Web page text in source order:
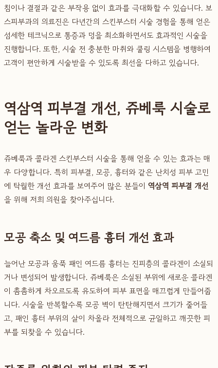
침이나 결절과 같은 부작용 없이 효과를 극대화할 수 있습니다. 보
스피부과의 의료진은 다년간의 스킨부스터 시술 경험을 통해 얻은
섬세한 테크닉으로 통증과 멍을 최소화하면서도 효과적인 시술을
진행합니다. 또한, 시술 전 충분한 마취와 쿨링 시스템을 병행하여
고객이 편안하게 시술받을 수 있도록 최선을 다하고 있습니다.
역삼역 피부결 개선, 쥬베룩 시술로
얻는 놀라운 변화
쥬베룩과 콜라겐 스킨부스터 시술을 통해 얻을 수 있는 효과는 매
우 다양합니다. 특히 피부결, 모공, 흉터와 같은 난치성 피부 고민
에 탁월한 개선 효과를 보여주어 많은 분들이 역삼역 피부결 개선
을 위해 저희 의원을 찾아주십니다.
모공 축소 및 여드름 흉터 개선 효과
늘어난 모공과 움푹 패인 여드름 흉터는 진피층의 콜라겐이 소실되
거나 변성되어 발생합니다. 쥬베룩은 소실된 부위에 새로운 콜라겐
이 촘촘하게 차오르도록 유도하여 피부 표면을 매끄럽게 만들어줍
니다. 시술을 반복할수록 모공 벽이 탄탄해지면서 크기가 줄어들
고, 패인 흉터 부위의 살이 차올라 전체적으로 균일하고 깨끗한 피
부를 되찾을 수 있습니다.